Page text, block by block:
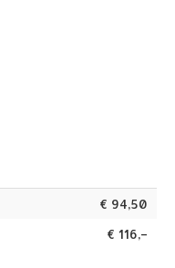
€ 94,50
€ 116,–